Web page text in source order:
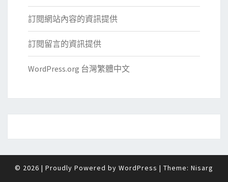
訂閱網站內容的資訊提供
訂閱留言的資訊提供
WordPress.org 台灣繁體中文
© 2026 | Proudly Powered by WordPress | Theme: Nisarg